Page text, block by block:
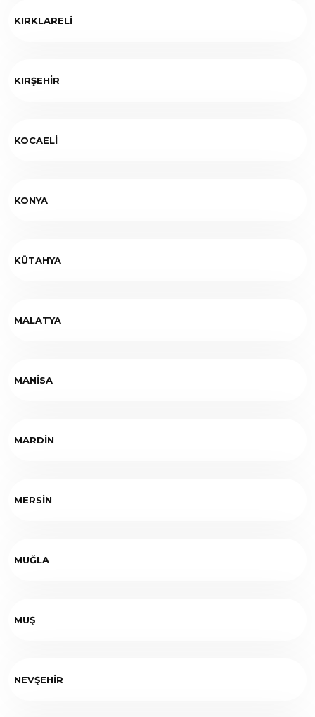
KIRKLARELİ
KIRŞEHİR
KOCAELİ
KONYA
KÜTAHYA
MALATYA
MANİSA
MARDİN
MERSİN
MUĞLA
MUŞ
NEVŞEHİR